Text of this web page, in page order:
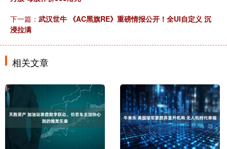
下一篇： 武汉世牛 《AC黑旗RE》重磅情报公开！全UI自定义 沉
浸拉满
相关文章